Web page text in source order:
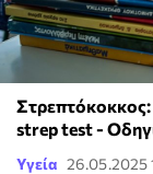
strep test -
Υγεία 26.05.2025